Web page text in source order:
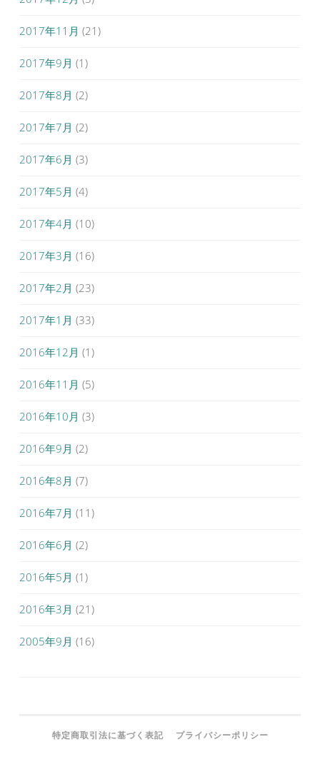
2017年11月 (21)
2017年9月 (1)
2017年8月 (2)
2017年7月 (2)
2017年6月 (3)
2017年5月 (4)
2017年4月 (10)
2017年3月 (16)
2017年2月 (23)
2017年1月 (33)
2016年12月 (1)
2016年11月 (5)
2016年10月 (3)
2016年9月 (2)
2016年8月 (7)
2016年7月 (11)
2016年6月 (2)
2016年5月 (1)
2016年3月 (21)
2005年9月 (16)
特定商取引法に基づく表記 プライバシーポリシー